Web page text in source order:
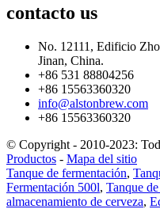
contacto us
No. 12111, Edificio
Jinan, China.
+86 531 88804256
+86 15563360320
info@alstonbrew.com
+86 15563360320
© Copyright - 2010-2023:
Productos - Mapa del sitio
Tanque de fermentación,
Fermentación 500l, Tanque
almacenamiento de cerveza,